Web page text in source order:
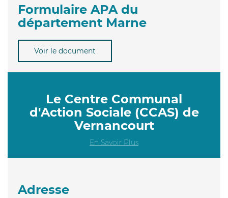
Formulaire APA du
département Marne
Voir le document
Le Centre Communal
d'Action Sociale (CCAS) de
Vernancourt
En Savoir Plus
Adresse